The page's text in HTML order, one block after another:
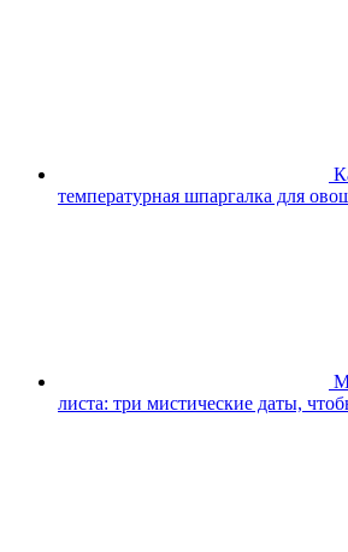
температурная шпаргалка для
листа: три мистические даты,